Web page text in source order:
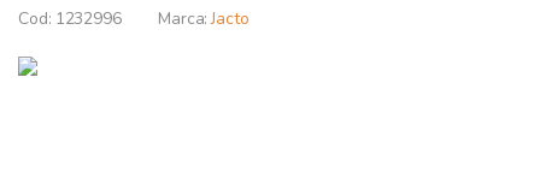
1232996 Jacto